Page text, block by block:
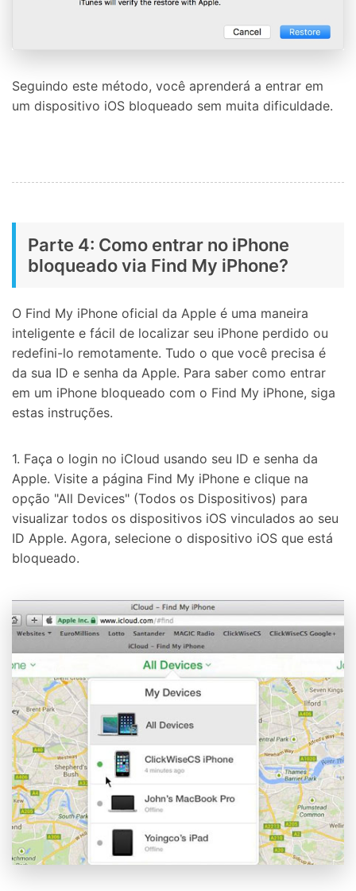
Seguindo este método, você aprenderá a entrar em
um dispositivo iOS bloqueado sem muita dificuldade.
Parte 4: Como entrar no iPhone
bloqueado via Find My iPhone?
O Find My iPhone oficial da Apple é uma maneira
inteligente e fácil de localizar seu iPhone perdido ou
redefini-lo remotamente. Tudo o que você precisa é
da sua ID e senha da Apple. Para saber como entrar
em um iPhone bloqueado com o Find My iPhone, siga
estas instruções.
1. Faça o login no iCloud usando seu ID e senha da
Apple. Visite a página Find My iPhone e clique na
opção "All Devices" (Todos os Dispositivos) para
visualizar todos os dispositivos iOS vinculados ao seu
ID Apple. Agora, selecione o dispositivo iOS que está
bloqueado.